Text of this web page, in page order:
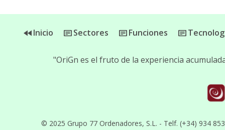
Inicio Sectores Funciones
© 2025 Grupo 77 Ordenadores, S.L. - Telf. (+34) 934
"OriGn es el fruto de la experiencia